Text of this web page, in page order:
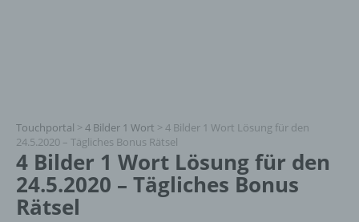
Touchportal > 4 Bilder 1 Wort > 4 Bilder 1 Wort Lösung für den
24.5.2020 – Tägliches Bonus Rätsel
4 Bilder 1 Wort Lösung für den
24.5.2020 – Tägliches Bonus
Rätsel